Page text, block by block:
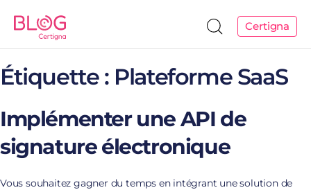
Certigna
Étiquette : Plateforme SaaS
Implémenter une API de
signature électronique
Vous souhaitez gagner du temps en intégrant une solution de